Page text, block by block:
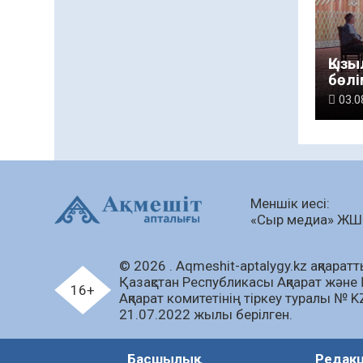
Меншік иесі:
«Сыр медиа»
16+
© 2026 . Аqmeshit-aptalygy.kz ақпараттық
Қазақстан Республикасы Ақпарат
Ақпарат комитетінің тіркеу туралы №
21.07.2022 жылы берілген.
Басшылық